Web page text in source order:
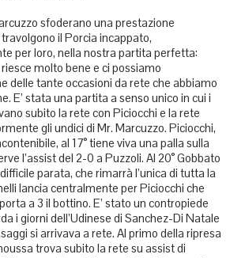
sfoderano una prestazione
il Porcia incappato,
per loro, nella nostra partita perfetta:
molto bene e ci possiamo
delle tante occasioni da rete che abbiamo
E’ stata una partita a senso unico in cui i
subito la rete con Piciocchi e la rete
gli undici di Mr. Marcuzzo. Piciocchi,
al 17° tiene viva una palla sulla
l’assist del 2-0 a Puzzoli. Al 20° Gobbato
parata, che rimarrà l’unica di tutta la
lancia centralmente per Piciocchi che
a 3 il bottino. E’ stato un contropiede
i giorni dell’Udinese di Sanchez-Di Natale
si arrivava a rete. Al primo della ripresa
trova subito la rete su assist di